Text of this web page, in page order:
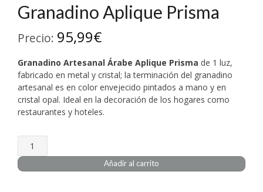
Granadino Aplique Prisma
Precio: 95,99€
Granadino Artesanal Árabe Aplique Prisma de 1 luz,
fabricado en metal y cristal; la terminación del granadino
artesanal es en color envejecido pintados a mano y en
cristal opal. Ideal en la decoración de los hogares como
restaurantes y hoteles.
Granadino
Aplique
Prisma
Añadir al carrito